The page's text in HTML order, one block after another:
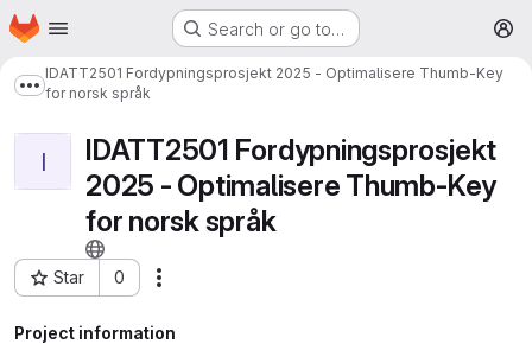
Skip to main content
Homepage Search or go to…
Show more breadcrumbs
IDATT2501 Fordypningsprosjekt 2025 - Optimalisere Thumb-Key
for norsk språk
I
IDATT2501 Fordypningsprosjekt
2025 - Optimalisere Thumb-Key
for norsk språk
Star 0
Project ID: 31081
Project information